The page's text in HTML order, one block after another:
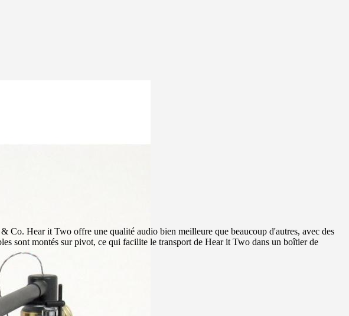
Co. Hear it Two offre une qualité audio bien meilleure que beaucoup d'autres, avec des
sont montés sur pivot, ce qui facilite le transport de Hear it Two dans un boîtier de